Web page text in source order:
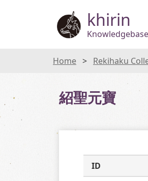
khirin
Home Rekihaku
紹聖元寶
ID